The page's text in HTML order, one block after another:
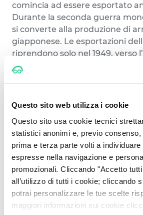
Questo sito web utilizza i cookie
Questo sito usa cookie tecnici
statistici anonimi e, previo consenso,
prima e terza parte volti a individuare
espresse nella navigazione e
promozionali. Cliccando "Accetto
all’utilizzo di tutti i cookie; cliccando
potrai personalizzare le tue scelte
maggiori informazioni sui cookie
comincia ad essere esportato
Durante la seconda guerra
si converte alla produzione di
giapponese. Le esportazioni
riprendono solo nel 1949, verso
attendere fino al 1958 per
comparsa di un nuovo veicolo:
prodotta da Mazda è, nel 1960,
realizza il sogno di mobilità di
lavoratori giapponesi. Seguono
prima autovettura a quattro
1962, e la Familia Van, l’anno
di Mazda si intreccia poi con
1974, a causa di difficoltà
giapponese stringe con il
sodalizio che durerà fino al 2015.